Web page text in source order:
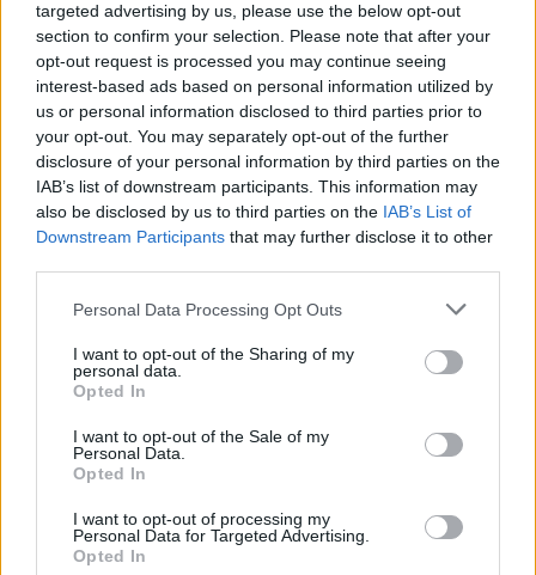
targeted advertising by us, please use the below opt-out
section to confirm your selection. Please note that after your
opt-out request is processed you may continue seeing
interest-based ads based on personal information utilized by
us or personal information disclosed to third parties prior to
your opt-out. You may separately opt-out of the further
disclosure of your personal information by third parties on the
IAB’s list of downstream participants. This information may
also be disclosed by us to third parties on the IAB’s List of
Downstream Participants that may further disclose it to other
Personal Data Processing Opt Outs
I want to opt-out of the Sharing of my
personal data.
Opted In
I want to opt-out of the Sale of my
Personal Data.
Opted In
I want to opt-out of processing my
Personal Data for Targeted Advertising.
Opted In
Commenti
articolo.
L'email è richiesta ma non verrà mostrata ai visitatori. Il contenuto di questo
commento esprime il pensiero dell'autore e non rappresenta la linea editoriale
commenti non sono testi giornalistici, ma post inviati dai singoli lettori che
possono essere automaticamente pubblicati senza filtro preventivo. I commenti
che includano uno o più link a siti esterni verranno rimossi in automatico dal